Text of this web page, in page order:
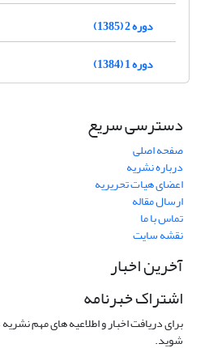
دوره 2 (1385)
دوره 1 (1384)
دسترسی سریع
صفحه اصلی
درباره نشریه
اعضای هیات تحریریه
ارسال مقاله
تماس با ما
نقشه سایت
آخرین اخبار
اشتراک خبرنامه
برای دریافت اخبار و اطلاعیه های مهم
شوید.